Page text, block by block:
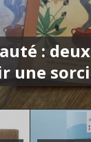
:
une